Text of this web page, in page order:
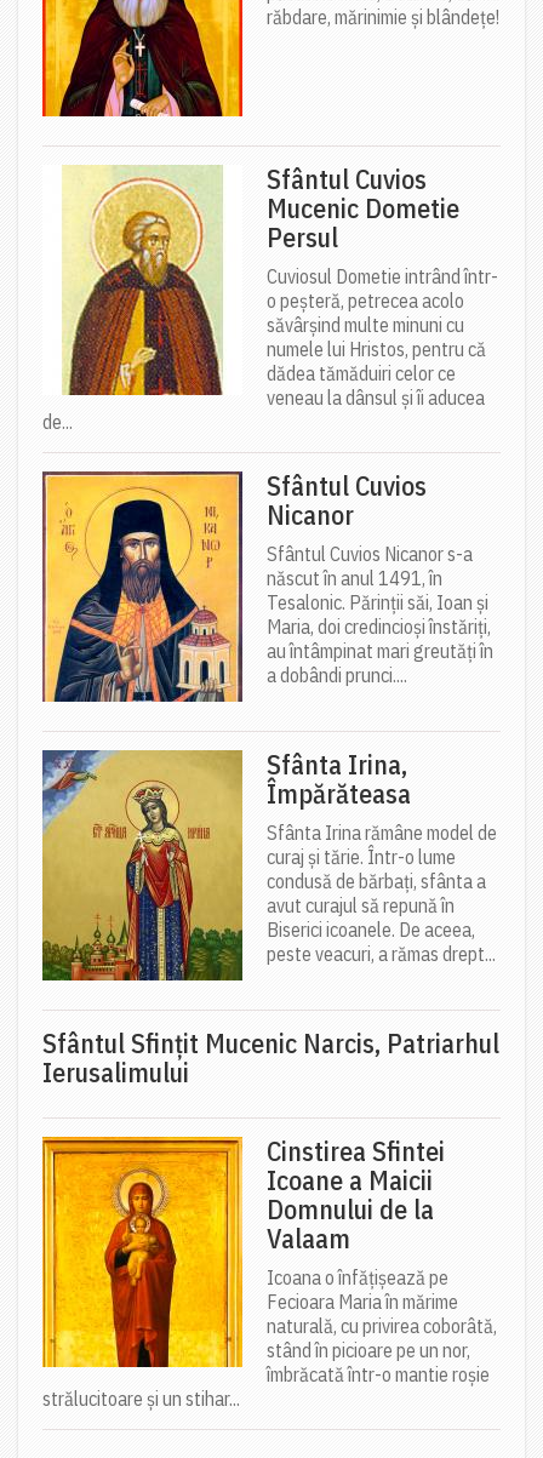
răbdare, mărinimie şi blândeţe!
Sfântul Cuvios
Mucenic Dometie
Persul
Cuviosul Dometie intrând într-
o peșteră, petrecea acolo
săvârșind multe minuni cu
numele lui Hristos, pentru că
dădea tămăduiri celor ce
veneau la dânsul și îi aducea
de...
Sfântul Cuvios
Nicanor
Sfântul Cuvios Nicanor s-a
născut în anul 1491, în
Tesalonic. Părinții săi, Ioan și
Maria, doi credincioși înstăriți,
au întâmpinat mari greutăți în
a dobândi prunci....
Sfânta Irina,
Împărăteasa
Sfânta Irina rămâne model de
curaj și tărie. Într-o lume
condusă de bărbați, sfânta a
avut curajul să repună în
Biserici icoanele. De aceea,
peste veacuri, a rămas drept...
Sfântul Sfinţit Mucenic Narcis, Patriarhul
Ierusalimului
Cinstirea Sfintei
Icoane a Maicii
Domnului de la
Valaam
Icoana o înfățișează pe
Fecioara Maria în mărime
naturală, cu privirea coborâtă,
stând în picioare pe un nor,
îmbrăcată într-o mantie roșie
strălucitoare și un stihar...